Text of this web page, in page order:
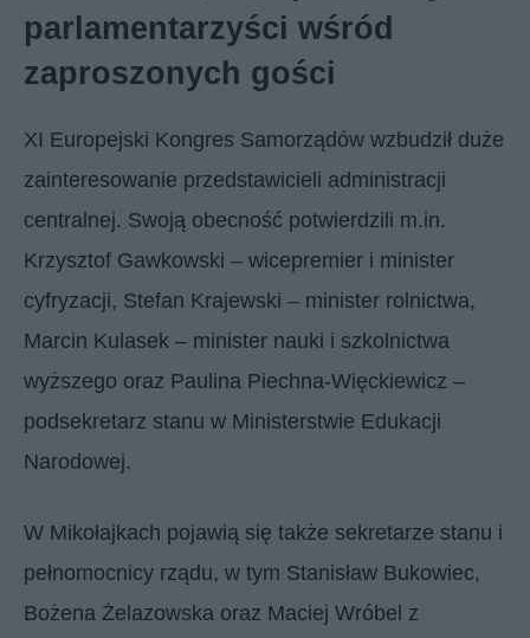
parlamentarzyści wśród
zaproszonych gości
XI Europejski Kongres Samorządów wzbudził duże
zainteresowanie przedstawicieli administracji
centralnej. Swoją obecność potwierdzili m.in.
Krzysztof Gawkowski – wicepremier i minister
cyfryzacji, Stefan Krajewski – minister rolnictwa,
Marcin Kulasek – minister nauki i szkolnictwa
wyższego oraz Paulina Piechna-Więckiewicz –
podsekretarz stanu w Ministerstwie Edukacji
Narodowej.
W Mikołajkach pojawią się także sekretarze stanu i
pełnomocnicy rządu, w tym Stanisław Bukowiec,
Bożena Żelazowska oraz Maciej Wróbel z